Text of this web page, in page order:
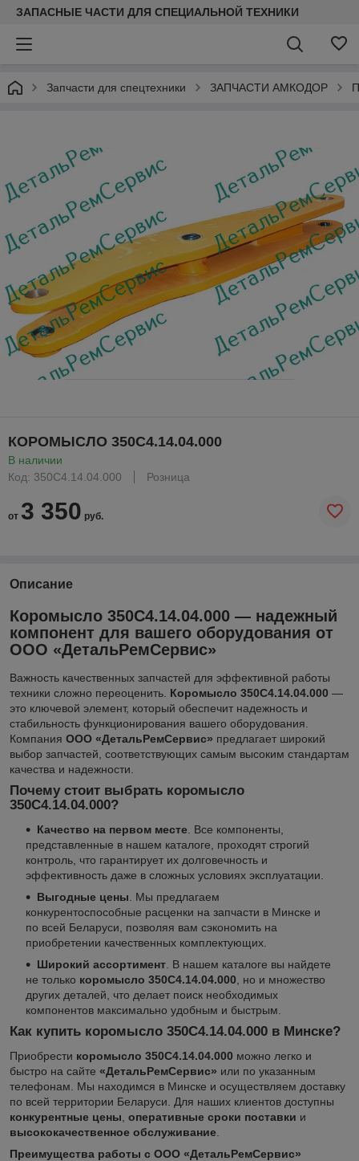
ЗАПАСНЫЕ ЧАСТИ ДЛЯ СПЕЦИАЛЬНОЙ ТЕХНИКИ
Запчасти для спецтехники ЗАПЧАСТИ АМКОДОР
КОРОМЫСЛО 350С4.14.04.000
В наличии
Код: 350С4.14.04.000
Розница
от 3 350 руб.
Описание
Коромысло 350С4.14.04.000 — надежный
компонент для вашего оборудования от
ООО «ДетальРемСервис»
Важность качественных запчастей для эффективной работы
техники сложно переоценить. Коромысло 350С4.14.04.000 —
это ключевой элемент, который обеспечит надежность и
стабильность функционирования вашего оборудования.
Компания ООО «ДетальРемСервис» предлагает широкий
выбор запчастей, соответствующих самым высоким стандартам
качества и надежности.
Почему стоит выбрать коромысло
350С4.14.04.000?
Качество на первом месте. Все компоненты,
представленные в нашем каталоге, проходят строгий
контроль, что гарантирует их долговечность и
эффективность даже в сложных условиях эксплуатации.
Выгодные цены. Мы предлагаем
конкурентоспособные расценки на запчасти в Минске и
по всей Беларуси, позволяя вам сэкономить на
приобретении качественных комплектующих.
Широкий ассортимент. В нашем каталоге вы найдете
не только коромысло 350С4.14.04.000, но и множество
других деталей, что делает поиск необходимых
компонентов максимально удобным и быстрым.
Как купить коромысло 350С4.14.04.000 в Минске?
Приобрести коромысло 350С4.14.04.000 можно легко и
быстро на сайте «ДетальРемСервис» или по указанным
телефонам. Мы находимся в Минске и осуществляем доставку
по всей территории Беларуси. Для наших клиентов доступны
конкурентные цены оперативные сроки поставки и
высококачественное обслуживание
Преимущества работы с ООО «ДетальРемСервис»